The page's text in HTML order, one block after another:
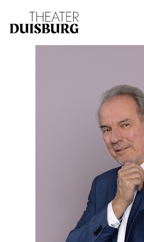
Zur Hauptnavigation springen
Zum Footer springen